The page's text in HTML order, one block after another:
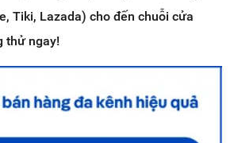
Tiki, Lazada) cho đến chuỗi cửa
thử ngay!